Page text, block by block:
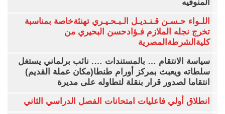
المنوفيه
اللـواء حـسـن قـنـديـل الـبـحـيـري تهنئةخاصة بمناسبة
تخرج نجله الملازم فـؤادحسن البحيري من
كليةالشرطةالمصرية
سياسة الانتقام … بالمستندات …. نائب برلماني يستغل
سلطاته ويعبث بمركز أورام طنطا(مكان عملة القديم)
انتقاما لصدور قرار بنقلة لتطاوله على مديرة
انطلاق أولي فاعليات امتحانات الفصل الدراسي الثاني